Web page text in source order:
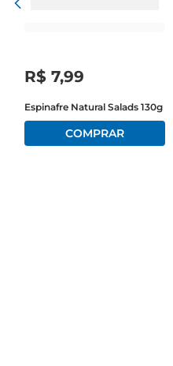
A rúcula
diversas maneiras
adicionála a saladas
R$ 7,99
Espinafre Natural Salads 130g